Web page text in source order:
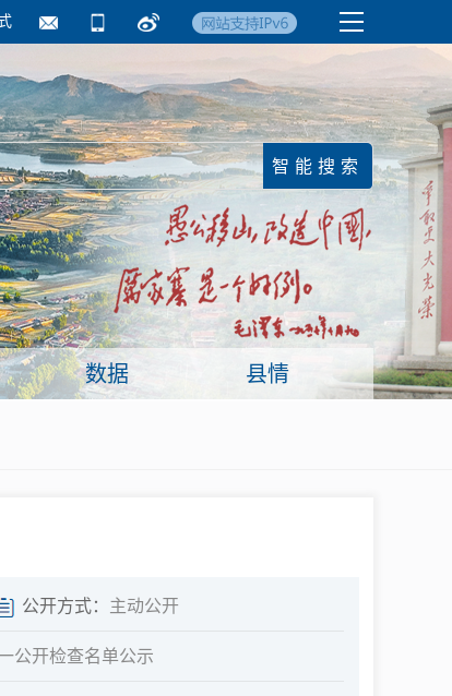
院要闻
信息
日报·莒南新
数据 县情
公开方式： 主动公开
公开检查名单公示